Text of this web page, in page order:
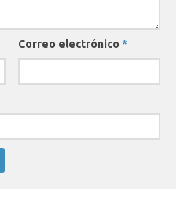
Correo electrónico *